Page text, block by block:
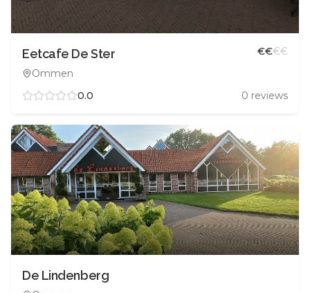
Eetcafe De Ster
Ommen
€€€€
0.0 0 reviews
De Lindenberg